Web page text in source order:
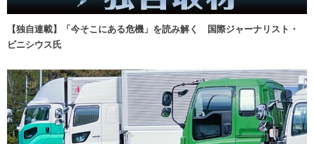
【独自連載】「今そこにある危機」を読み解く 国際ジャーナリスト・
ビニシウス氏